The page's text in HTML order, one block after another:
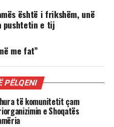
është i frikshëm, unë
pushtetin e tij
me fat”
PËLQENI
të komunitetit çam
e Shoqatës